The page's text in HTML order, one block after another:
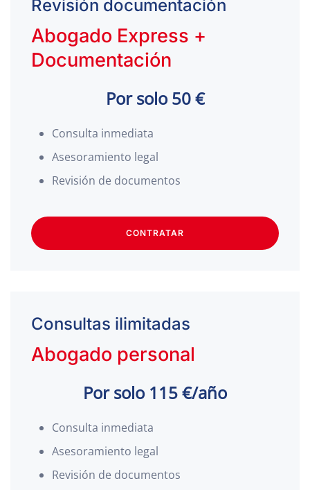
Revisión documentación
Abogado Express +
Documentación
Por solo 50 €
Consulta inmediata
Asesoramiento legal
Revisión de documentos
CONTRATAR
Consultas ilimitadas
Abogado personal
Por solo 115 €/año
Consulta inmediata
Asesoramiento legal
Revisión de documentos